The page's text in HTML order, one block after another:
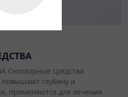
Снотворные средства
повышают глубину и
применяются для лечения